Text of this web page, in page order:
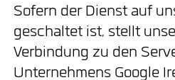
Sofern der Dienst auf
geschaltet ist, stellt
Verbindung zu den
Unternehmens Google